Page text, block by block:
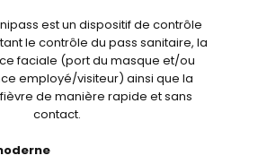
est un dispositif de contrôle
le contrôle du pass sanitaire, la
faciale (port du masque et/ou
employé/visiteur) ainsi que la
de manière rapide et sans
contact.